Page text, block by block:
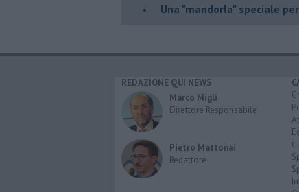
​Una "mandorla" speciale
REDAZIONE QUI NEWS
Marco Migli
Direttore Responsabile
Pietro Mattonai
Redattore